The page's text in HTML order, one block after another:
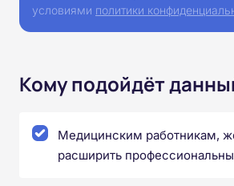
условиями политики
Кому подойдёт
Медицинским работникам,
расширить